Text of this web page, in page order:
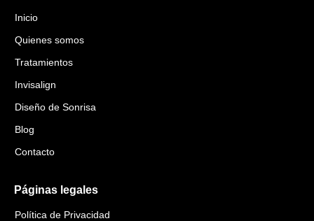
Inicio
Quienes somos
Tratamientos
Invisalign
Diseño de Sonrisa
Blog
Contacto
Páginas legales
Política de Privacidad